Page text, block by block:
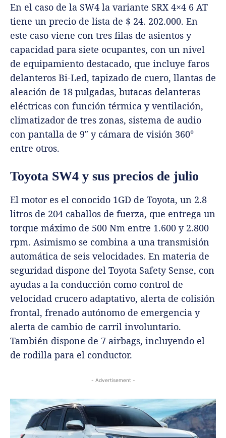
En el caso de la SW4 la variante SRX 4×4 6 AT
tiene un precio de lista de $ 24. 202.000. En
este caso viene con tres filas de asientos y
capacidad para siete ocupantes, con un nivel
de equipamiento destacado, que incluye faros
delanteros Bi-Led, tapizado de cuero, llantas de
aleación de 18 pulgadas, butacas delanteras
eléctricas con función térmica y ventilación,
climatizador de tres zonas, sistema de audio
con pantalla de 9″ y cámara de visión 360°
entre otros.
Toyota SW4 y sus precios de julio
El motor es el conocido 1GD de Toyota, un 2.8
litros de 204 caballos de fuerza, que entrega un
torque máximo de 500 Nm entre 1.600 y 2.800
rpm. Asimismo se combina a una transmisión
automática de seis velocidades. En materia de
seguridad dispone del Toyota Safety Sense, con
ayudas a la conducción como control de
velocidad crucero adaptativo, alerta de colisión
frontal, frenado autónomo de emergencia y
alerta de cambio de carril involuntario.
También dispone de 7 airbags, incluyendo el
de rodilla para el conductor.
- Advertisement -